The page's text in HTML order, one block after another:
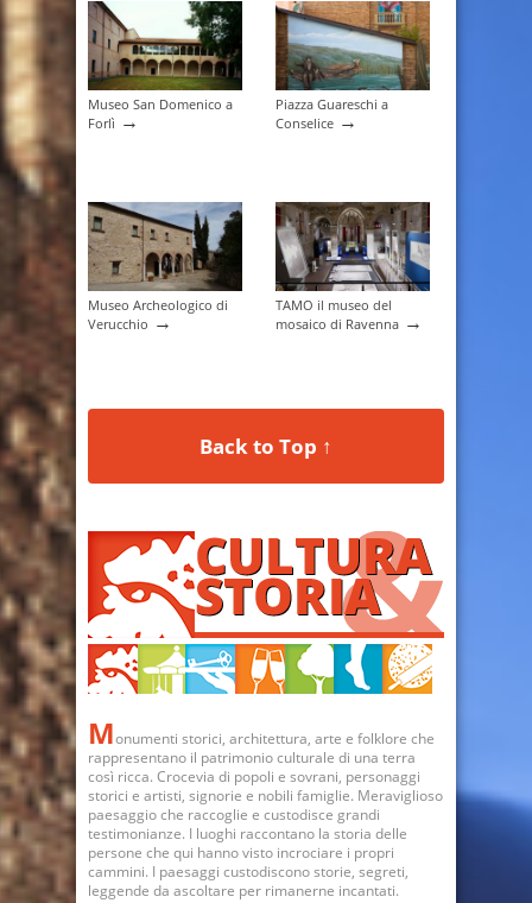
Museo San Domenico a
Forlì →
Piazza Guareschi a
Conselice →
Museo Archeologico di
Verucchio →
TAMO il museo del
mosaico di Ravenna →
Back to Top ↑
Monumenti storici, architettura, arte e folklore che
rappresentano il patrimonio culturale di una terra
così ricca. Crocevia di popoli e sovrani, personaggi
storici e artisti, signorie e nobili famiglie. Meraviglioso
paesaggio che raccoglie e custodisce grandi
testimonianze. I luoghi raccontano la storia delle
persone che qui hanno visto incrociare i propri
cammini. I paesaggi custodiscono storie, segreti,
leggende da ascoltare per rimanerne incantati.